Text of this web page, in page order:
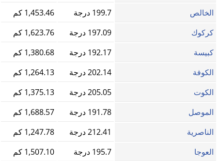
الخالص
199.7 درجة
1,453.46 كم
كركوك
197.09 درجة
1,623.76 كم
كبيسة
192.17 درجة
1,380.68 كم
الكوفة
202.14 درجة
1,264.13 كم
الكوت
205.05 درجة
1,375.13 كم
الموصل
191.78 درجة
1,688.57 كم
الناصرية
212.41 درجة
1,247.78 كم
العوجا
195.7 درجة
1,507.10 كم